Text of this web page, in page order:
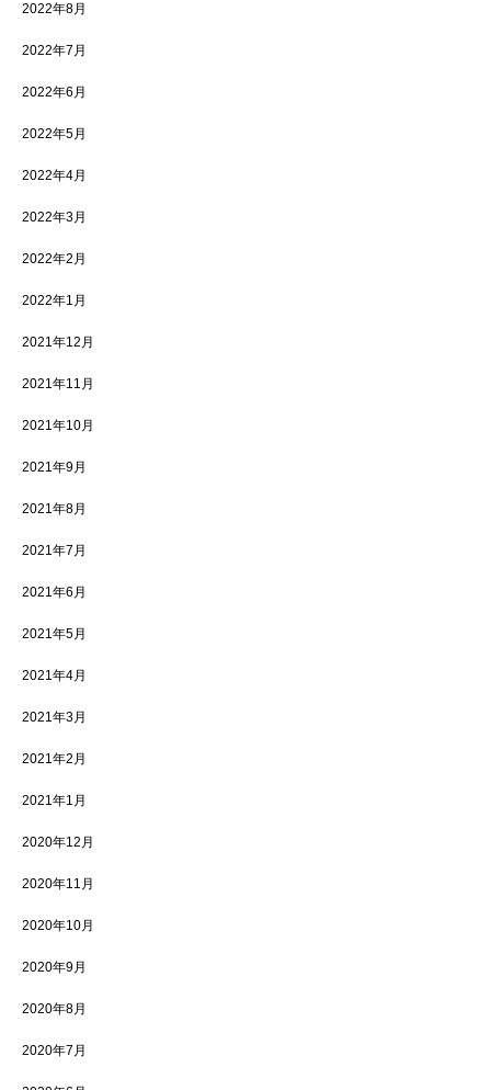
2022年8月
2022年7月
2022年6月
2022年5月
2022年4月
2022年3月
2022年2月
2022年1月
2021年12月
2021年11月
2021年10月
2021年9月
2021年8月
2021年7月
2021年6月
2021年5月
2021年4月
2021年3月
2021年2月
2021年1月
2020年12月
2020年11月
2020年10月
2020年9月
2020年8月
2020年7月